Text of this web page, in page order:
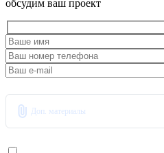
обсудим ваш проект
Доп. материалы